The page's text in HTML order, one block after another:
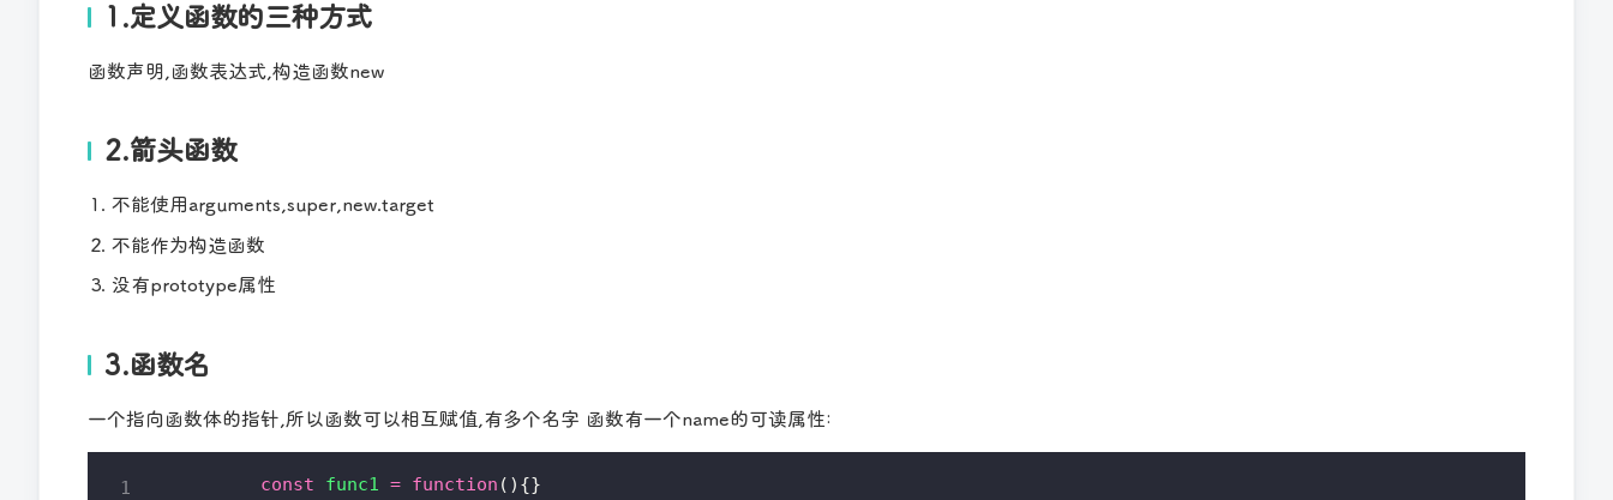
1.定义函数的三种方式
函数声明,函数表达式,构造函数new
2.箭头函数
不能使用arguments,super,new.target
不能作为构造函数
没有prototype属性
3.函数名
一个指向函数体的指针,所以函数可以相互赋值,有多个名字 函数有一个name的可读属性:
        const
func1 = function (){}